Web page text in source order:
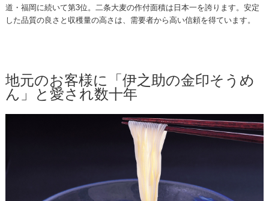
道・福岡に続いて第3位。二条大麦の作付面積は日本一を誇ります。安定
した品質の良さと収穫量の高さは、需要者から高い信頼を得ています。
地元のお客様に「伊之助の金印そうめ
ん」と愛され数十年